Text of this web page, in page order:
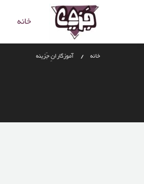
خانه
خانه آموزگارانِ جَزینه